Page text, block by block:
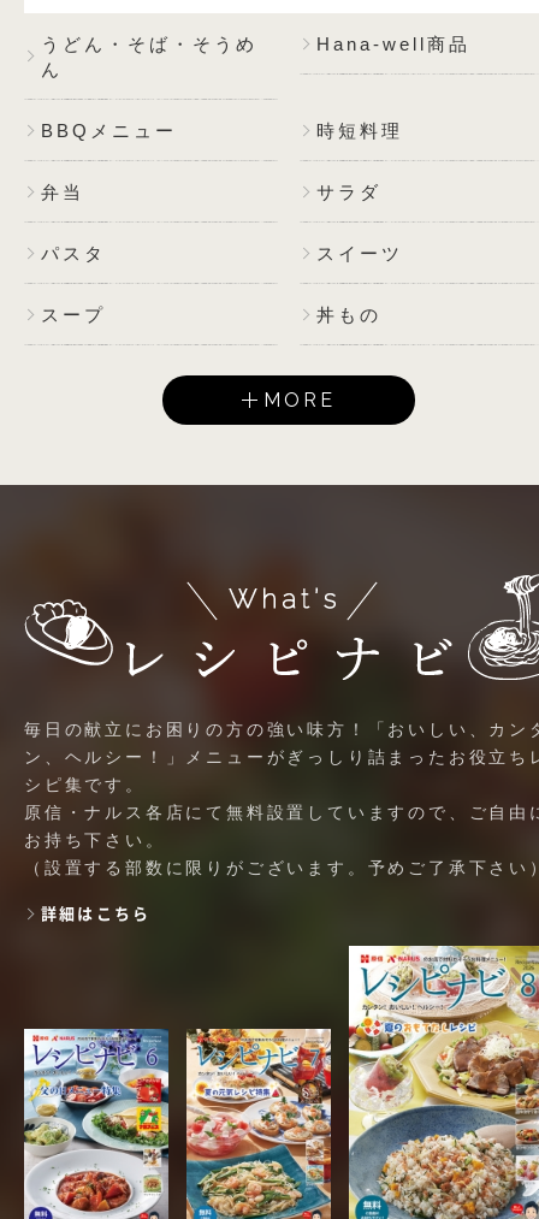
うどん・そば・そうめ
ん
Hana-well商品
BBQメニュー 時短料理
弁当 サラダ
パスタ スイーツ
スープ 丼もの
MORE
毎日の献立にお困りの方の強い味方！「おいしい、カン
ン、ヘルシー！」メニューがぎっしり詰まったお役立ち
シピ集です。
原信・ナルス各店にて無料設置していますので、ご自由
お持ち下さい。
（設置する部数に限りがございます。予めご了承下さい
詳細はこちら